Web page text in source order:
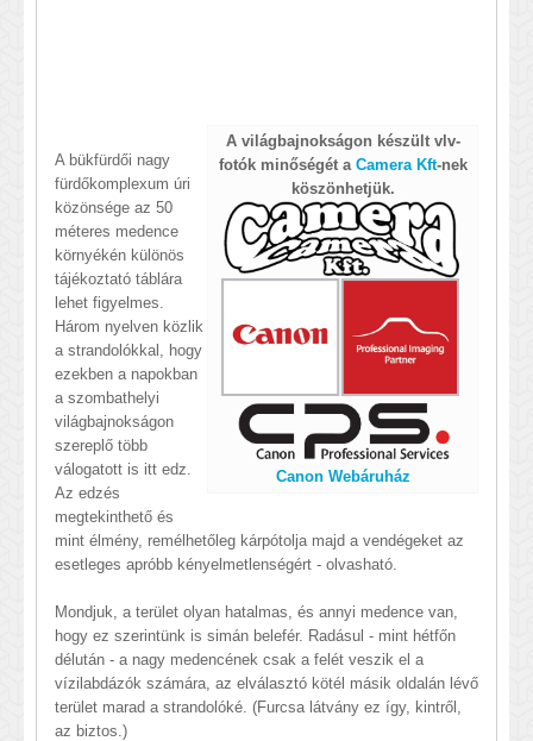
A világbajnokságon készült vlv-
fotók minőségét a Camera Kft-nek
köszönhetjük.
Canon Webáruház
A bükfürdői nagy
fürdőkomplexum úri
közönsége az 50
méteres medence
környékén különös
tájékoztató táblára
lehet figyelmes.
Három nyelven közlik
a strandolókkal, hogy
ezekben a napokban
a szombathelyi
világbajnokságon
szereplő több
válogatott is itt edz.
Az edzés
megtekinthető és
mint élmény, remélhetőleg kárpótolja majd a vendégeket az
esetleges apróbb kényelmetlenségért - olvasható.
Mondjuk, a terület olyan hatalmas, és annyi medence van,
hogy ez szerintünk is simán belefér. Radásul - mint hétfőn
délután - a nagy medencének csak a felét veszik el a
vízilabdázók számára, az elválasztó kötél másik oldalán lévő
terület marad a strandolóké. (Furcsa látvány ez így, kintről,
az biztos.)